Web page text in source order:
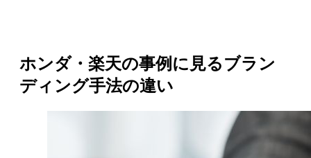
ホンダ・楽天の事例に見るブラン
ディング手法の違い